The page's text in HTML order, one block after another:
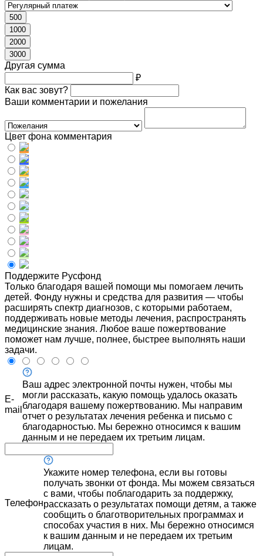
500
1000
2000
3000
Другая сумма
₽
Как вас зовут?
Ваши комментарии и пожелания
Цвет фона комментария
Поддержите Русфонд
Только благодаря вашей помощи мы помогаем лечить
детей. Фонду нужны и средства для развития — чтобы
расширять спектр диагнозов, с которыми работаем,
поддерживать новые методы лечения, распространять
медицинские знания. Любое ваше пожертвование
поможет нам лучше, полнее, быстрее выполнять наши
задачи.
E-
mail
Ваш адрес электронной почты нужен, чтобы мы
могли рассказать, какую помощь удалось оказать
благодаря вашему пожертвованию. Мы направим
отчет о результатах лечения ребенка и письмо с
благодарностью. Мы бережно относимся к вашим
данным и не передаем их третьим лицам.
Телефон
Укажите номер телефона, если вы готовы
получать звонки от фонда. Мы можем связаться
с вами, чтобы поблагодарить за поддержку,
рассказать о результатах помощи детям, а также
сообщить о благотворительных программах и
способах участия в них. Мы бережно относимся
к вашим данным и не передаем их третьим
лицам.